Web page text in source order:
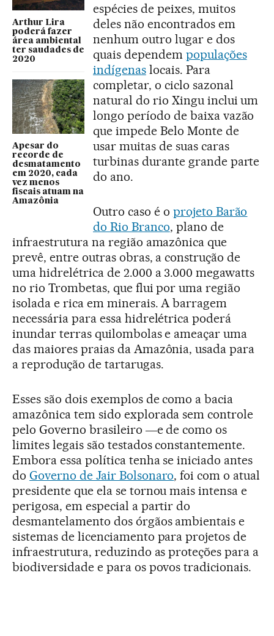
Arthur Lira
poderá fazer
área ambiental
ter saudades de
2020
Apesar do
recorde de
desmatamento
em 2020, cada
vez menos
fiscais atuam na
Amazônia
espécies de peixes, muitos
deles não encontrados em
nenhum outro lugar e dos
quais dependem populações
indígenaslocais. Para
completar, o ciclo sazonal
natural do rio Xingu inclui um
longo período de baixa vazão
que impede Belo Monte de
usar muitas de suas caras
turbinas durante grande parte
do ano.
Outro caso é o projeto Barão
do Rio Branco, plano de
infraestrutura na região amazônica que
prevê, entre outras obras, a construção de
uma hidrelétrica de 2.000 a 3.000 megawatts
no rio Trombetas, que flui por uma região
isolada e rica em minerais. A barragem
necessária para essa hidrelétrica poderá
inundar terras quilombolas e ameaçar uma
das maiores praias da Amazônia, usada para
a reprodução de tartarugas.
Esses são dois exemplos de como a bacia
amazônica tem sido explorada sem controle
pelo Governo brasileiro ―e de como os
limites legais são testados constantemente.
Embora essa política tenha se iniciado antes
do Governo de Jair Bolsonaro, foi com o atual
presidente que ela se tornou mais intensa e
perigosa, em especial a partir do
desmantelamento dos órgãos ambientais e
sistemas de licenciamento para projetos de
infraestrutura, reduzindo as proteções para a
biodiversidade e para os povos tradicionais.